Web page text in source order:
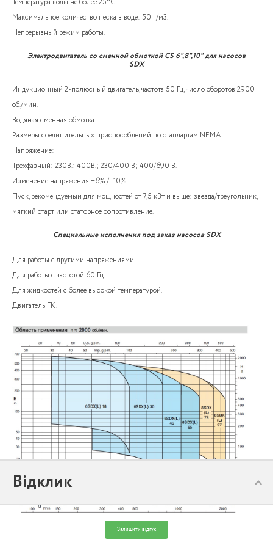
Температура воды не более 25°C .
Максимальное количество песка в воде: 50 г/м3.
Непрерывный режим работы.
Электродвигатель со сменной обмоткой CS 6",8",10" для насосов
SDX
Индукционный 2-полюсный двигатель, частота 50 Гц, число оборотов 2900
об./мин.
Водяная сменная обмотка.
Размеры соединительных приспособлений по стандартам NEMA.
Напряжение:
Трехфазный: 230В.; 400В.; 230/400 В; 400/690 В.
Изменение напряжения +6% / -10%.
Пуск, рекомендуемый для мощностей от 7,5 кВт и выше: звезда/треугольник,
мягкий старт или статорное сопротивление.
Специальные исполнения под заказ насосов SDX
Для работы с другими напряжениями.
Для работы с частотой 60 Гц.
Для жидкостей с более высокой температурой.
Двигатель FK.
Відклик
Залишити відгук